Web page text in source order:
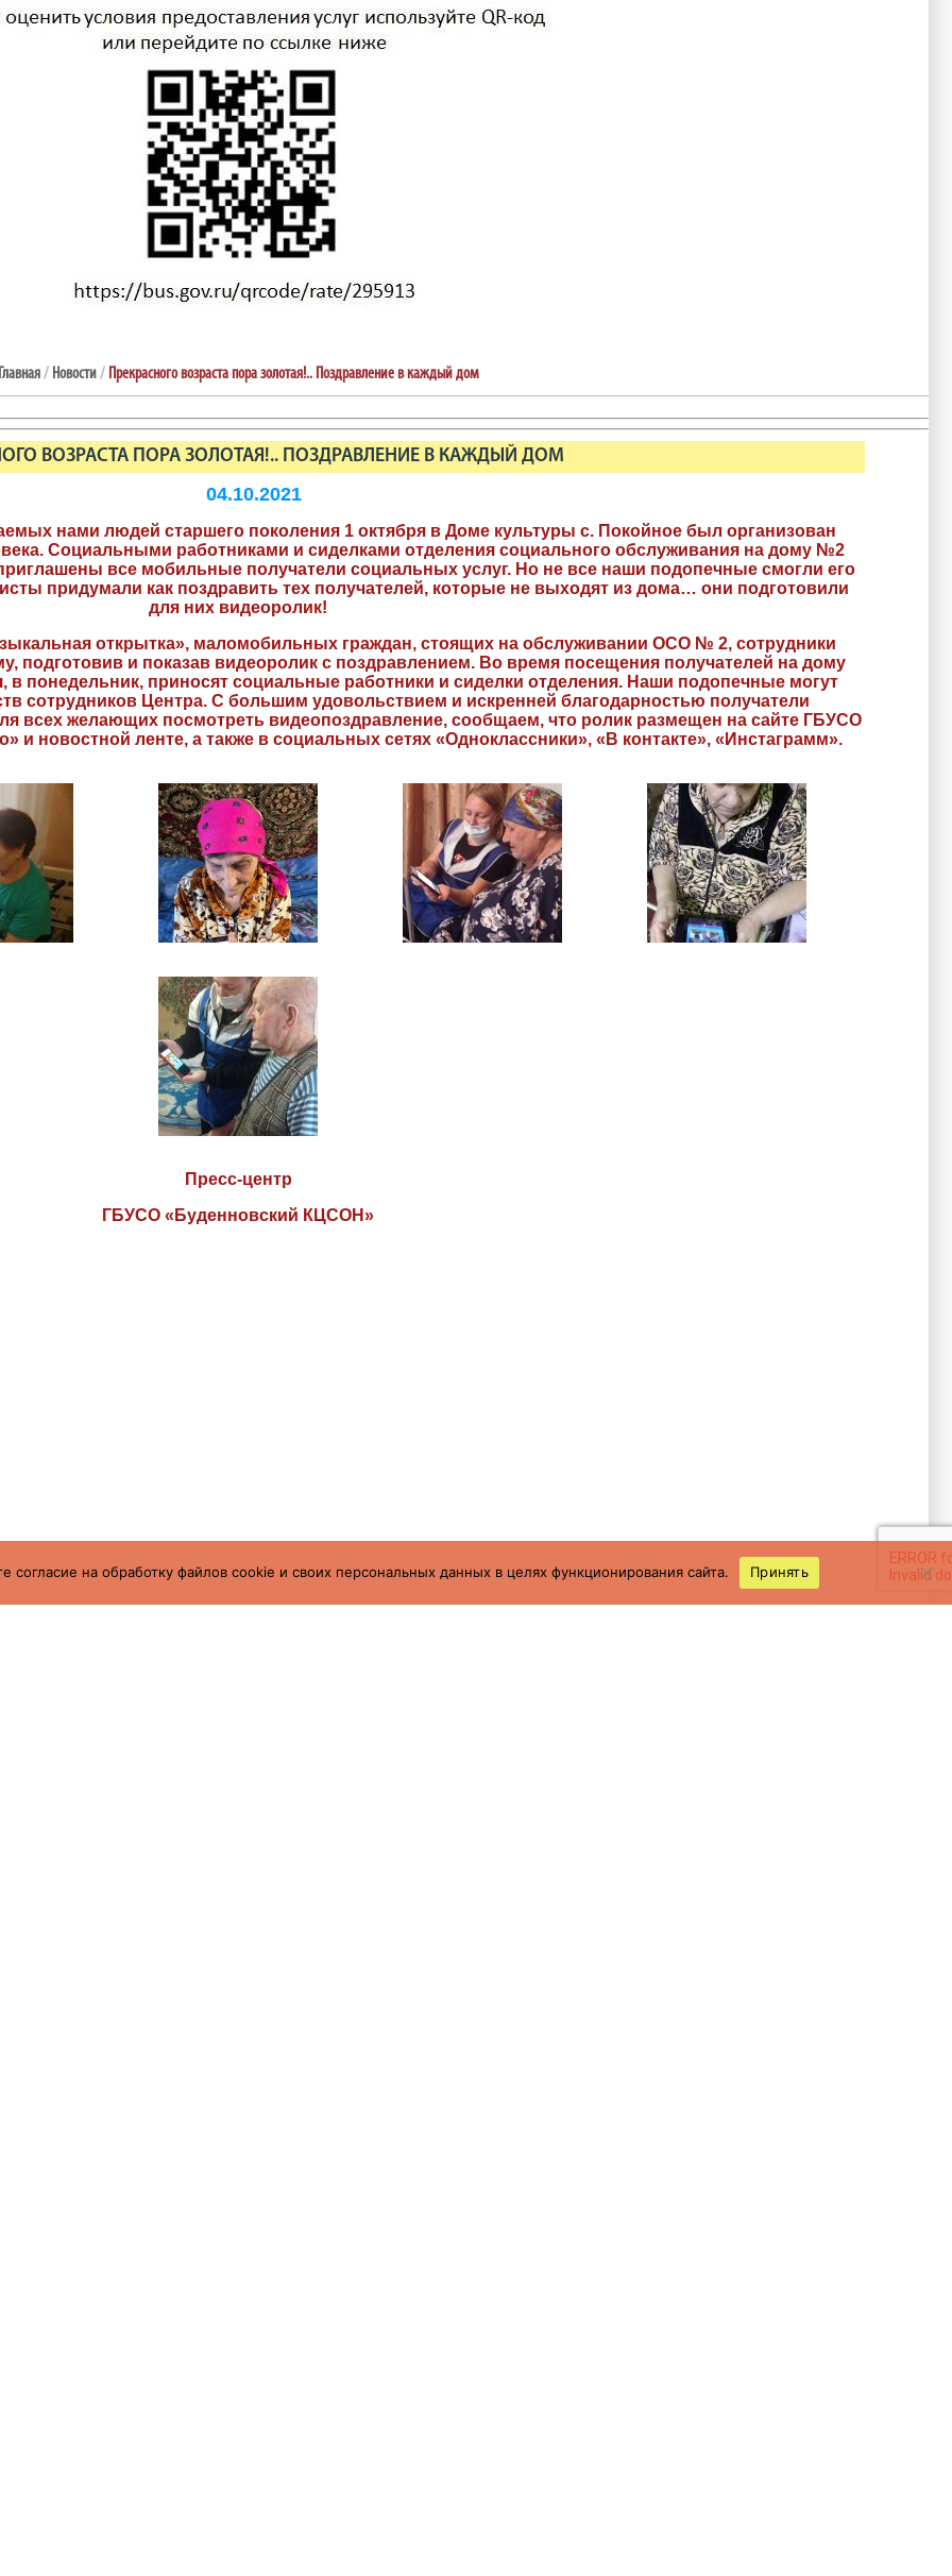
Главная / Новости / Прекрасного возраста пора золотая!.. Поздравление в каждый дом
ВОЗРАСТА ПОРА ЗОЛОТАЯ!.. ПОЗДРАВЛЕНИЕ В КАЖДЫЙ ДОМ
04.10.2021
нами людей старшего поколения 1 октября в Доме культуры с. Покойное был организован
Социальными работниками и сиделками отделения социального обслуживания на дому №2
все мобильные получатели социальных услуг. Но не все наши подопечные смогли его
придумали как поздравить тех получателей, которые не выходят из дома… они подготовили
для них видеоролик!
открытка», маломобильных граждан, стоящих на обслуживании ОСО № 2, сотрудники
подготовив и показав видеоролик с поздравлением. Во время посещения получателей на дому
в понедельник, приносят социальные работники и сиделки отделения. Наши подопечные могут
сотрудников Центра. С большим удовольствием и искренней благодарностью получатели
всех желающих посмотреть видеопоздравление, сообщаем, что ролик размещен на сайте ГБУСО
новостной ленте, а также в социальных сетях «Одноклассники», «В контакте», «Инстаграмм».
Пресс-центр
ГБУСО «Буденновский КЦСОН»
согласие на обработку файлов cookie и своих персональных данных в целях функционирования сайта. Принять